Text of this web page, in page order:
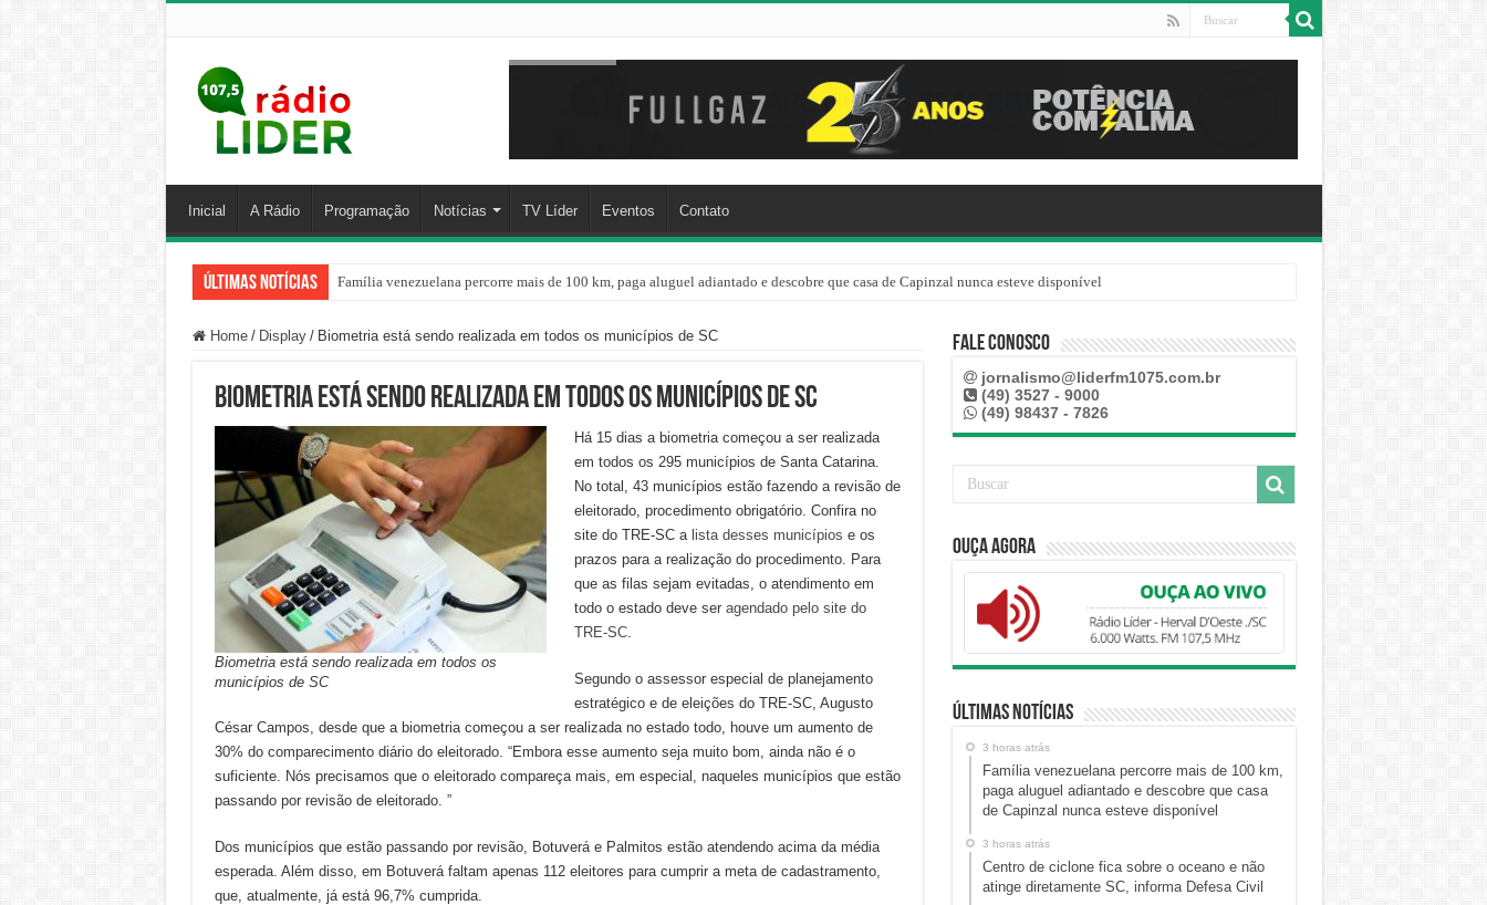
Inicial A Rádio Programação Notícias TV Líder Eventos Contato
Últimas Notícias Família venezuelana percorre mais de 100 km, paga aluguel adiantado e descobre que casa de Capinzal nunca esteve disponível
Centro de ciclone fica sobre o oceano e não atinge diretamente SC, informa Defesa Civil
Home / Display / Biometria está sendo realizada em todos os municípios de SC
Biometria está sendo realizada em todos os municípios de SC
Biometria está sendo realizada em todos os
municípios de SC
Há 15 dias a biometria começou a ser realizada
em todos os 295 municípios de Santa Catarina.
No total, 43 municípios estão fazendo a revisão de
eleitorado, procedimento obrigatório. Confira no
site do TRE-SC a lista desses municípios e os
prazos para a realização do procedimento. Para
que as filas sejam evitadas, o atendimento em
todo o estado deve ser agendado pelo site do
TRE-SC.
Segundo o assessor especial de planejamento
estratégico e de eleições do TRE-SC, Augusto
César Campos, desde que a biometria começou a ser realizada no estado todo, houve um aumento de
30% do comparecimento diário do eleitorado. “Embora esse aumento seja muito bom, ainda não é o
suficiente. Nós precisamos que o eleitorado compareça mais, em especial, naqueles municípios que estão
passando por revisão de eleitorado. ”
Dos municípios que estão passando por revisão, Botuverá e Palmitos estão atendendo acima da média
esperada. Além disso, em Botuverá faltam apenas 112 eleitores para cumprir a meta de cadastramento,
que, atualmente, já está 96,7% cumprida.
Fale Conosco
jornalismo@liderfm1075.com.br
(49) 3527 - 9000
(49) 98437 - 7826
Ouça Agora
Últimas Notícias
3 horas atrás
Família venezuelana percorre mais de 100 km,
paga aluguel adiantado e descobre que casa
de Capinzal nunca esteve disponível
3 horas atrás
Centro de ciclone fica sobre o oceano e não
atinge diretamente SC, informa Defesa Civil